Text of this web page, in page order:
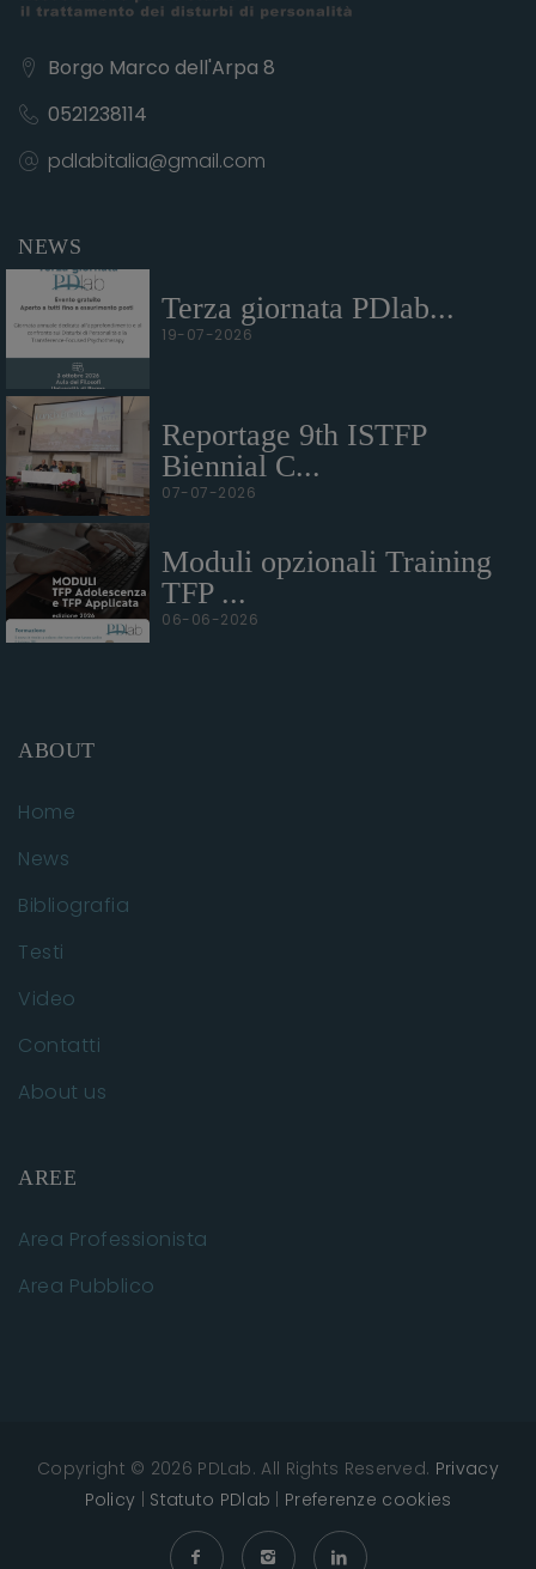
Borgo Marco dell'Arpa 8
0521238114
pdlabitalia@gmail.com
NEWS
Terza giornata PDlab...
19-07-2026
Reportage 9th ISTFP
Biennial C...
07-07-2026
Moduli opzionali Training
TFP ...
06-06-2026
ABOUT
Home
News
Bibliografia
Testi
Video
Contatti
About us
AREE
Area Professionista
Area Pubblico
Copyright © 2026 PDLab. All Rights Reserved. Privacy
Policy | Statuto PDlab | Preferenze cookies